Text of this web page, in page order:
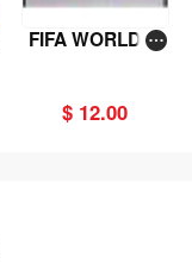
FIFA WORLD C
包）
$ 12.00